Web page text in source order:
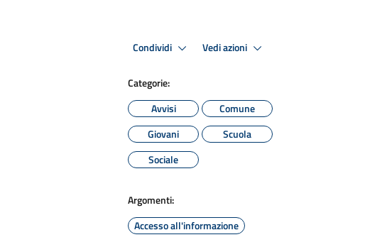
Condividi Vedi azioni
Categorie:
Avvisi
Comune
Giovani
Scuola
Sociale
Argomenti:
Accesso all'informazione